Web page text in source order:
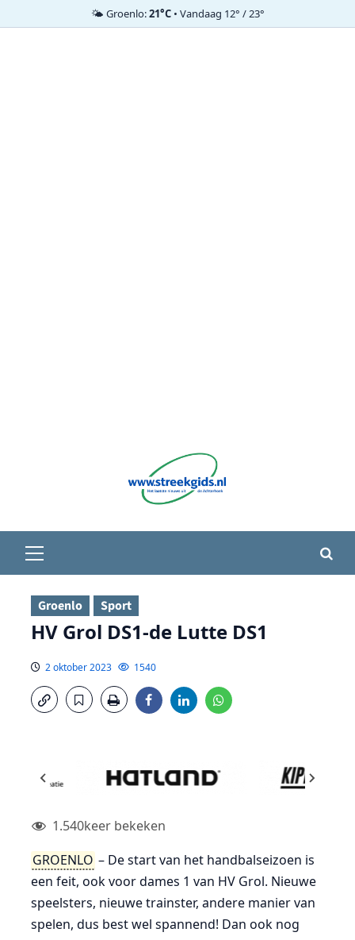
🌤️ Groenlo:21°C• Vandaag 12° / 23°
menu
Groenlo Sport
HV Grol DS1-de Lutte DS1
2 oktober 2023 1540
1.540keer bekeken
GROENLO – De start van het handbalseizoen is
een feit, ook voor dames 1 van HV Grol. Nieuwe
speelsters, nieuwe trainster, andere manier van
spelen, dus best wel spannend! Dan ook nog